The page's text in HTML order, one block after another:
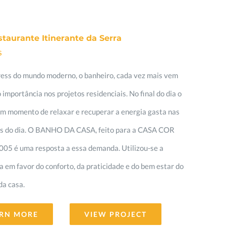
Itinerante da Serra
do mundo moderno, o banheiro, cada vez mais vem
importância nos projetos residenciais. No final do dia o
momento de relaxar e recuperar a energia gasta nas
do dia. O BANHO DA CASA, feito para a CASA COR
é uma resposta a essa demanda. Utilizou-se a
em favor do conforto, da praticidade e do bem estar do
casa.
MORE VIEW PROJECT